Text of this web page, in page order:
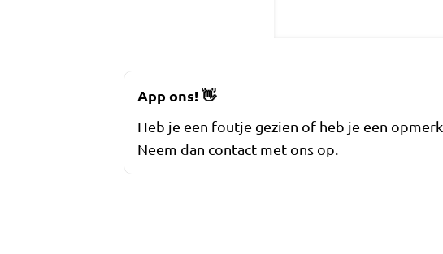
App ons!👋
Heb je een foutje gezien of heb je een
Neem dan contact met ons op.